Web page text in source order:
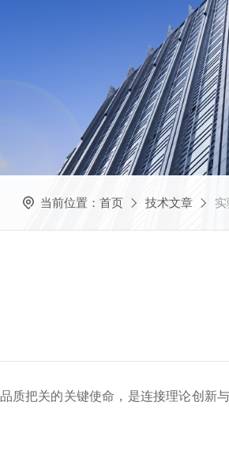
当前位置： 首页 技术文章 实
把关的关键使命，是连接理论创新